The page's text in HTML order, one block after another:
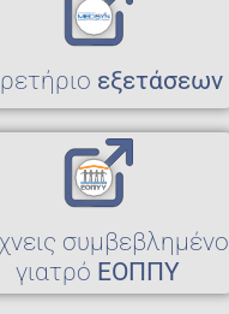
εξετάσεων
συμβεβλημένο
γιατρό ΕΟΠΠΥ